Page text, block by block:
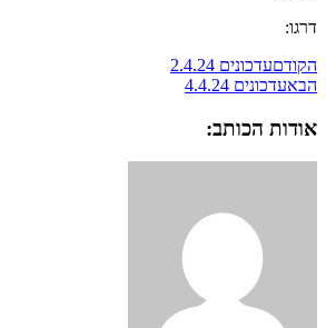
דרגו:
הקודםעדכונים 2.4.24
הבאעדכונים 4.4.24
אודות הכותב: